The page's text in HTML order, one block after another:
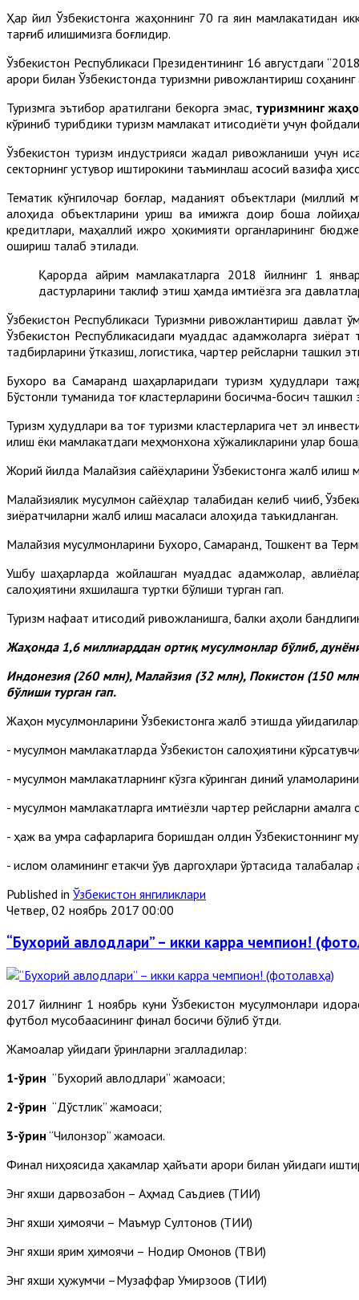
Ҳар йил Ўзбекистонга жаҳоннинг 70 га яқин мамлакатидан
тарғиб қилишимизга боғлиқдир.
Ўзбекистон Республикаси Президентининг 16 августдаги
қарори билан Ўзбекистонда туризмни ривожлантириш
Туризмга эътибор қаратилгани бекорга эмас, туризмнинг
кўриниб турибдики туризм мамлакат иқтисодиёти учун
Ўзбекистон туризм индустрияси жадал ривожланиши учун
секторнинг устувор иштирокини таъминлаш асосий вазифа
Тематик кўнгилочар боғлар, маданият объектлари (миллий
алоҳида объектларини қуриш ва имижга доир бошқа
кредитлари, маҳаллий ижро ҳокимияти органларининг
ошириш талаб этилади.
Қарорда айрим мамлакатларга 2018 йилнинг 1
дастурларини таклиф этиш ҳамда имтиёзга эга
Ўзбекистон Республикаси Туризмни ривожлантириш давлат
Ўзбекистон Республикасидаги муқаддас қадамжоларга
тадбирларини ўтказиш, логистика, чартер рейсларни ташкил
Бухоро ва Самарқанд шаҳарларидаги туризм ҳудудлари
Бўстонлиқ туманида тоғ кластерларини босқичма-босқич
Туризм ҳудудлари ва тоғ туризми кластерларига чет эл
қилиш ёки мамлакатдаги меҳмонхона хўжаликларини улар
Жорий йилда Малайзия сайёҳларини Ўзбекистонга жалб қилиш
Малайзиялик мусулмон сайёҳлар талабидан келиб чиқиб,
зиёратчиларни жалб қилиш масаласи алоҳида таъкидланган.
Малайзия мусулмонларини Бухоро, Самарқанд, Тошкент ва
Ушбу шаҳарларда жойлашган муқаддас қадамжолар,
салоҳиятини яхшилашга туртки бўлиши турган гап.
Туризм нафақат иқтисодий ривожланишга, балки аҳоли
Жаҳонда 1,6 миллиарддан ортиқ мусулмонлар бўлиб,
Индонезия (260 млн), Малайзия (32 млн), Покистон (150
бўлиши турган гап.
Жаҳон мусулмонларини Ўзбекистонга жалб этишда
- мусулмон мамлакатларда Ўзбекистон салоҳиятини
- мусулмон мамлакатларнинг кўзга кўринган диний
- мусулмон мамлакатларга имтиёзли чартер рейсларни
- ҳаж ва умра сафарларига боришдан олдин Ўзбекистоннинг
- ислом оламининг етакчи ўқув даргоҳлари ўртасида талабалар
Published in Ўзбекистон янгиликлари
Четвер, 02 ноябрь 2017 00:00
“Бухорий авлодлари” – икки карра чемпион!
2017 йилнинг 1 ноябрь куни Ўзбекистон мусулмонлари
футбол мусобақасининг финал босқичи бўлиб ўтди.
Жамоалар қуйидаги ўринларни эгалладилар:
1-ўрин “Бухорий авлодлари” жамоаси;
2-ўрин “Дўстлик” жамоаси;
3-ўрин “Чилонзор” жамоаси.
Финал ниҳоясида ҳакамлар ҳайъати қарори билан қуйидаги
Энг яхши дарвозабон – Аҳмад Саъдиев (ТИИ)
Энг яхши ҳимоячи – Маъмур Султонов (ТИИ)
Энг яхши ярим ҳимоячи – Нодир Омонов (ТВИ)
Энг яхши ҳужумчи –Музаффар Умирзоқов (ТИИ)